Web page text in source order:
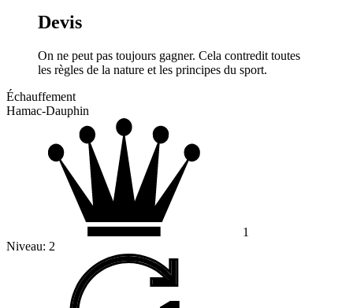
Devis
On ne peut pas toujours gagner. Cela contredit toutes
les règles de la nature et les principes du sport.
Échauffement
Hamac-Dauphin
1
Niveau: 2